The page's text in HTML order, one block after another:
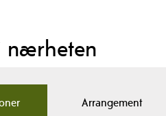
nærheten
Arrangement